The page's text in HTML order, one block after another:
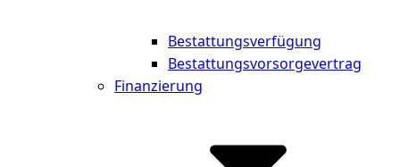
Bestattungsverfügung
Bestattungsvorsorgevertrag
Finanzierung